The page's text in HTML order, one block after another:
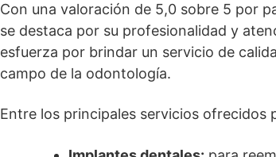
Con una valoración de 5,0 sobre 5 por
se destaca por su profesionalidad y
esfuerza por brindar un servicio de
campo de la odontología.
Entre los principales servicios ofrecidos